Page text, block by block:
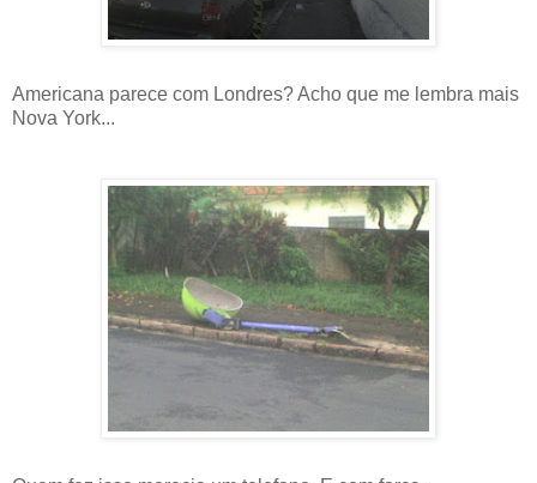
Americana parece com Londres? Acho que me lembra mais
Nova York...